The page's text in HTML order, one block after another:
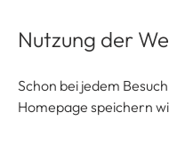
Nutzung der
Schon bei jedem
Homepage speichern